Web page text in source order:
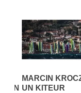
MARCIN
UN KITEUR